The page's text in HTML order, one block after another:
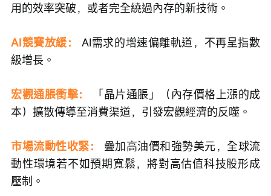
用的效率突破，或者完全繞過內存的新技術。
AI競賽放緩：
AI需求的增速偏離軌道，不再呈指數
級增長。
宏觀通脹衝擊：
「晶片通脹」（內存價格上漲的成
本）擴散傳導至消費渠道，引發宏觀經濟的反噬。
市場流動性收緊：
疊加高油價和強勢美元，全球流
動性環境若不如預期寬鬆，將對高估值科技股形成
壓制。